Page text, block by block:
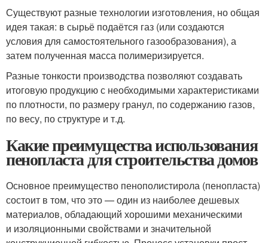
Существуют разные технологии изготовления, но общая
идея такая: в сырьё подаётся газ (или создаются
условия для самостоятельного газообразования), а
затем полученная масса полимеризируется.
Разные тонкости производства позволяют создавать
итоговую продукцию с необходимыми характеристиками
по плотности, по размеру гранул, по содержанию газов,
по весу, по структуре и т.д.
Какие преимущества использования
пенопласта для строительства домов
Основное преимущество пенополистирола (пенопласта)
состоит в том, что это — один из наиболее дешевых
материалов, обладающий хорошими механическими
и изоляционными свойствами и значительной